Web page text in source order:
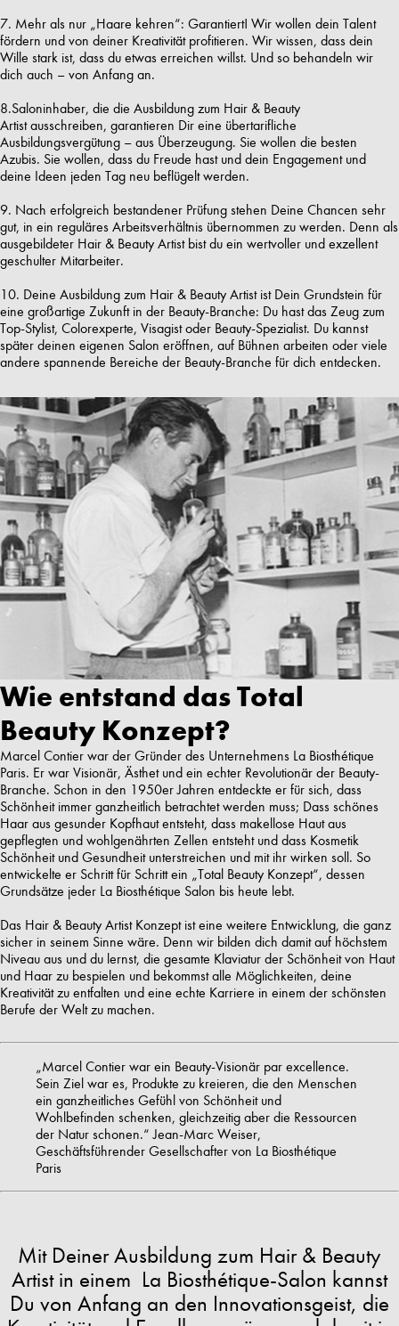
7. Mehr als nur „Haare kehren“: Garantiert! Wir wollen dein Talent
fördern und von deiner Kreativität profitieren. Wir wissen, dass dein
Wille stark ist, dass du etwas erreichen willst. Und so behandeln wir
dich auch – von Anfang an.
8.Saloninhaber, die die Ausbildung zum Hair & Beauty
Artist ausschreiben, garantieren Dir eine übertarifliche
Ausbildungsvergütung – aus Überzeugung. Sie wollen die besten
Azubis. Sie wollen, dass du Freude hast und dein Engagement und
deine Ideen jeden Tag neu beflügelt werden.
9. Nach erfolgreich bestandener Prüfung stehen Deine Chancen sehr
gut, in ein reguläres Arbeitsverhältnis übernommen zu werden. Denn als
ausgebildeter Hair & Beauty Artist bist du ein wertvoller und exzellent
geschulter Mitarbeiter.
10. Deine Ausbildung zum Hair & Beauty Artist ist Dein Grundstein für
eine großartige Zukunft in der Beauty-Branche: Du hast das Zeug zum
Top-Stylist, Colorexperte, Visagist oder Beauty-Spezialist. Du kannst
später deinen eigenen Salon eröffnen, auf Bühnen arbeiten oder viele
andere spannende Bereiche der Beauty-Branche für dich entdecken.
Wie entstand das Total
Beauty Konzept?
Marcel Contier war der Gründer des Unternehmens La Biosthétique
Paris. Er war Visionär, Ästhet und ein echter Revolutionär der Beauty-
Branche. Schon in den 1950er Jahren entdeckte er für sich, dass
Schönheit immer ganzheitlich betrachtet werden muss; Dass schönes
Haar aus gesunder Kopfhaut entsteht, dass makellose Haut aus
gepflegten und wohlgenährten Zellen entsteht und dass Kosmetik
Schönheit und Gesundheit unterstreichen und mit ihr wirken soll. So
entwickelte er Schritt für Schritt ein „Total Beauty Konzept“, dessen
Grundsätze jeder La Biosthétique Salon bis heute lebt.
Das Hair & Beauty Artist Konzept ist eine weitere Entwicklung, die ganz
sicher in seinem Sinne wäre. Denn wir bilden dich damit auf höchstem
Niveau aus und du lernst, die gesamte Klaviatur der Schönheit von Haut
und Haar zu bespielen und bekommst alle Möglichkeiten, deine
Kreativität zu entfalten und eine echte Karriere in einem der schönsten
Berufe der Welt zu machen.
„Marcel Contier war ein Beauty-Visionär par excellence.
Sein Ziel war es, Produkte zu kreieren, die den Menschen
ein ganzheitliches Gefühl von Schönheit und
Wohlbefinden schenken, gleichzeitig aber die Ressourcen
der Natur schonen.“ Jean-Marc Weiser,
Geschäftsführender Gesellschafter von La Biosthétique
Paris
Mit Deiner Ausbildung zum Hair & Beauty
Artist in einem La Biosthétique-Salon kannst
Du von Anfang an den Innovationsgeist, die